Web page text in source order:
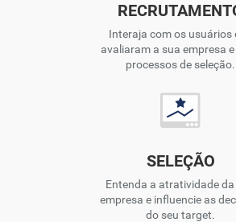
Interaja com os usuários
avaliaram a sua empresa
processos de seleção.
SELEÇÃO
Entenda a atratividade da
empresa e influencie as
do seu target.